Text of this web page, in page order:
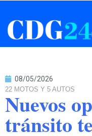
08/05/2026
22 MOTOS Y 5 AUTOS
Nuevos
tránsito